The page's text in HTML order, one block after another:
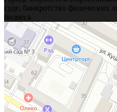
суде, банкротство физических
бизнеса